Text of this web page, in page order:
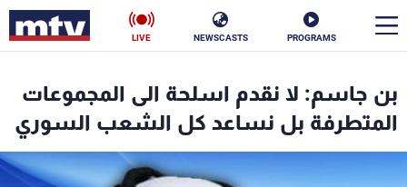
PROGRAMS
NEWSCASTS
LIVE
بن جاسم: لا نقدم اسلحة الى المجموعات
المتطرفة بل نساعد كل الشعب السوري
الأخبار
ناس